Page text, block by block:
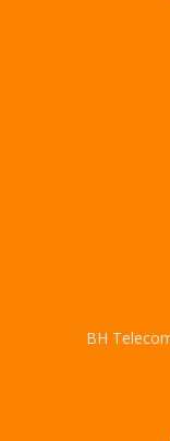
BH